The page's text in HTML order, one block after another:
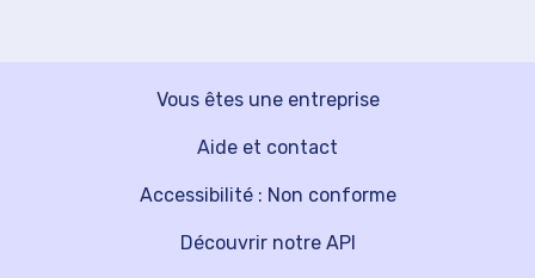
Vous êtes une entreprise
Découvrir notre API
Aide et contact
Accessibilité : Non conforme